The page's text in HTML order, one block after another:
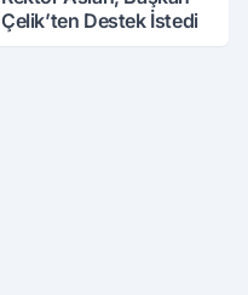
Çelik’ten Destek İstedi